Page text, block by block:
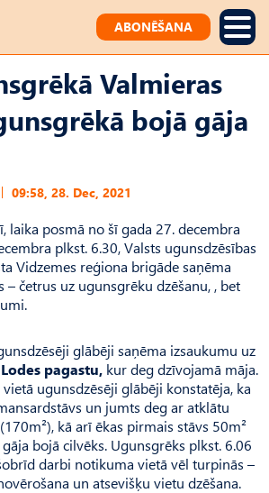
ABONĒŠANA
Valmieras
bojā gāja
09:58, 28. Dec, 2021
laika posmā no šī gada 27. decembra
plkst. 6.30, Valsts ugunsdzēsības
Vidzemes reģiona brigāde saņēma
– četrus uz ugunsgrēku dzēšanu, , bet
glābēji saņēma izsaukumu uz
pagastu, kur deg dzīvojamā māja.
ugunsdzēsēji glābēji konstatēja, ka
un jumts deg ar atklātu
kā arī ēkas pirmais stāvs 50m²
bojā cilvēks. Ugunsgrēks plkst. 6.06
darbi notikuma vietā vēl turpinās –
un atsevišķu vietu dzēšana.